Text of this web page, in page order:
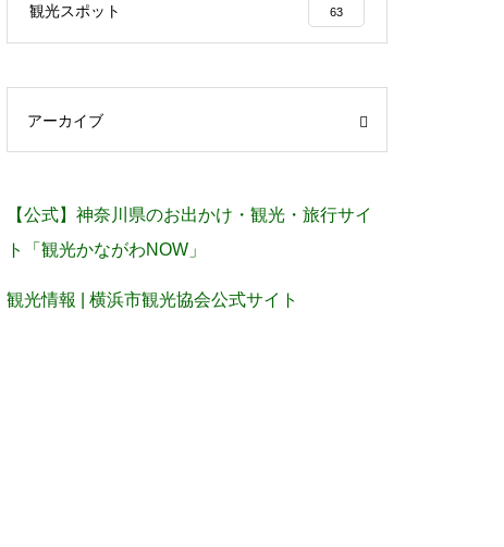
観光スポット 63
アーカイブ
【公式】神奈川県のお出かけ・観光・旅行サイ
ト「観光かながわNOW」
観光情報 | 横浜市観光協会公式サイト